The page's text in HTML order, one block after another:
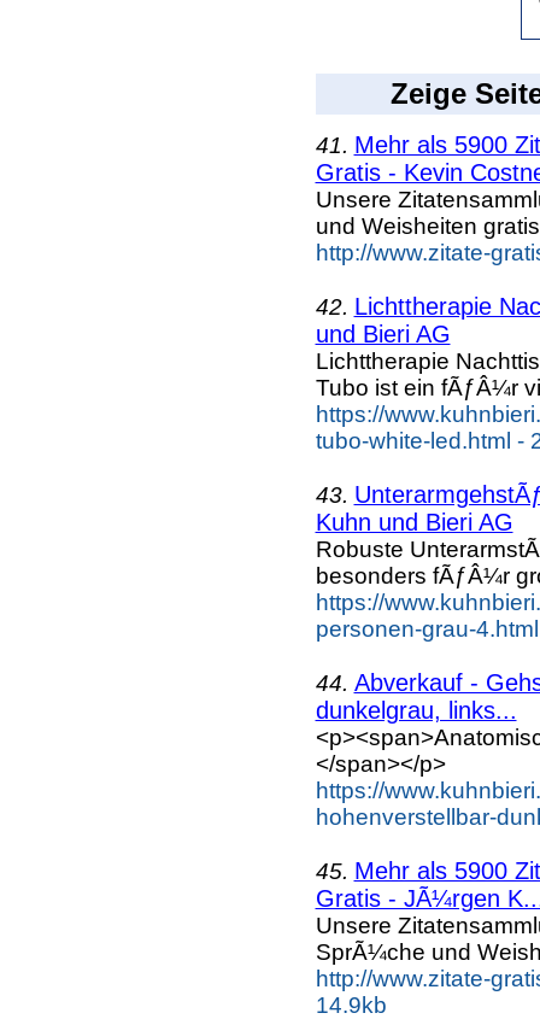
Zeige
41. Mehr als 5900
Gratis - Kevin
Unsere
und Weisheiten
http://www.zitate-
42. Lichttherapie
und Bieri AG
Lichttherapie
Tubo ist ein fÃƒÂ¼r
https://
tubo-white-led.html -
43.
Kuhn und Bieri AG
Robuste
besonders fÃƒÂ¼r
https://
personen-grau-
44. Abverkauf -
dunkelgrau, links...
</span></p>
https://
hohenverstellbar-
45. Mehr als 5900
Gratis - JÃ¼rgen
Unsere
SprÃ¼che und
http://www.zitate-
14.9kb